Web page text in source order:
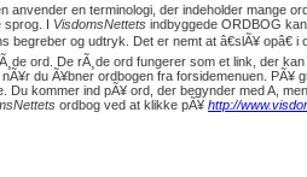
anvender en terminologi, der indeholder mange
sprog. I VisdomsNettets indbyggede ORDBOG
begreber og udtryk. Det er nemt at â€slÃ¥ opâ€
ord. De rÃ¸de ord fungerer som et link, der
nÃ¥r du Ã¥bner ordbogen fra forsidemenuen. PÃ¥
Du kommer ind pÃ¥ ord, der begynder med A,
ordbog ved at klikke pÃ¥ http://